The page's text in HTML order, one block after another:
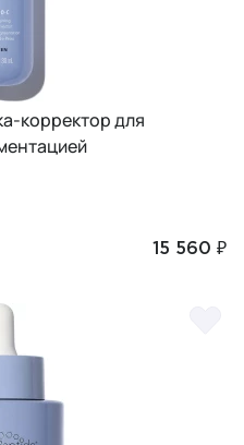
корректор для
15 560 ₽